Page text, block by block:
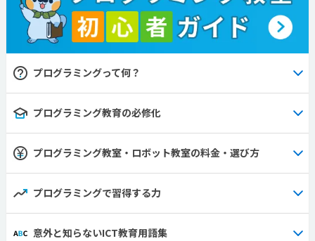
プログラミングって何？
プログラミング教育の必修化
プログラミング教室・ロボット教室の料金・選び方
プログラミングで習得する力
意外と知らないICT教育用語集